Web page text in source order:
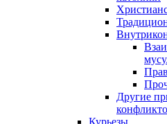
Другие
Курьезы